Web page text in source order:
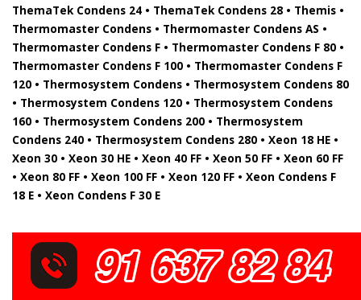
ThemaTek Condens 24 • ThemaTek Condens 28 • Themis •
Thermomaster Condens • Thermomaster Condens AS •
Thermomaster Condens F • Thermomaster Condens F 80 •
Thermomaster Condens F 100 • Thermomaster Condens F
120 • Thermosystem Condens • Thermosystem Condens 80
• Thermosystem Condens 120 • Thermosystem Condens
160 • Thermosystem Condens 200 • Thermosystem
Condens 240 • Thermosystem Condens 280 • Xeon 18 HE •
Xeon 30 • Xeon 30 HE • Xeon 40 FF • Xeon 50 FF • Xeon 60 FF
• Xeon 80 FF • Xeon 100 FF • Xeon 120 FF • Xeon Condens F
18 E • Xeon Condens F 30 E